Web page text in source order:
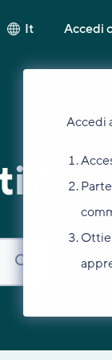
It Accedi
Accedi